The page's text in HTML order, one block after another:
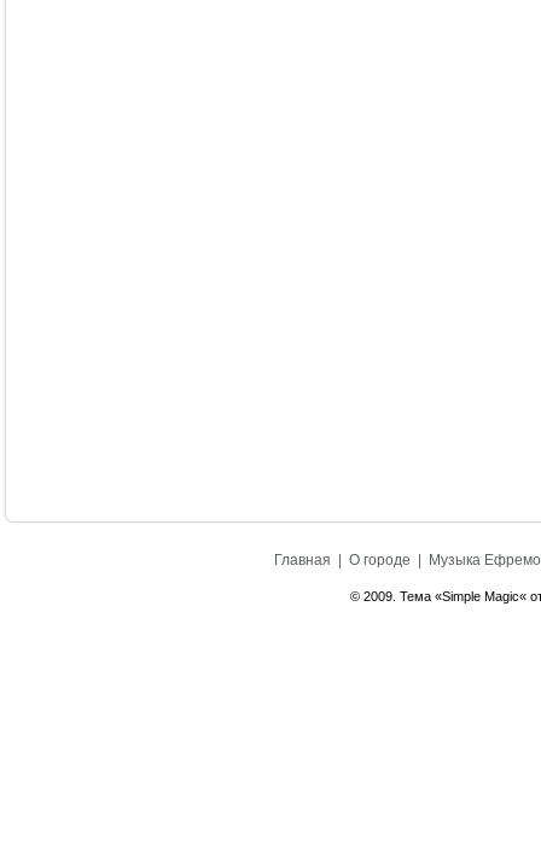
Главная О городе Музыка
© 2009. Тема «Simple Magic«